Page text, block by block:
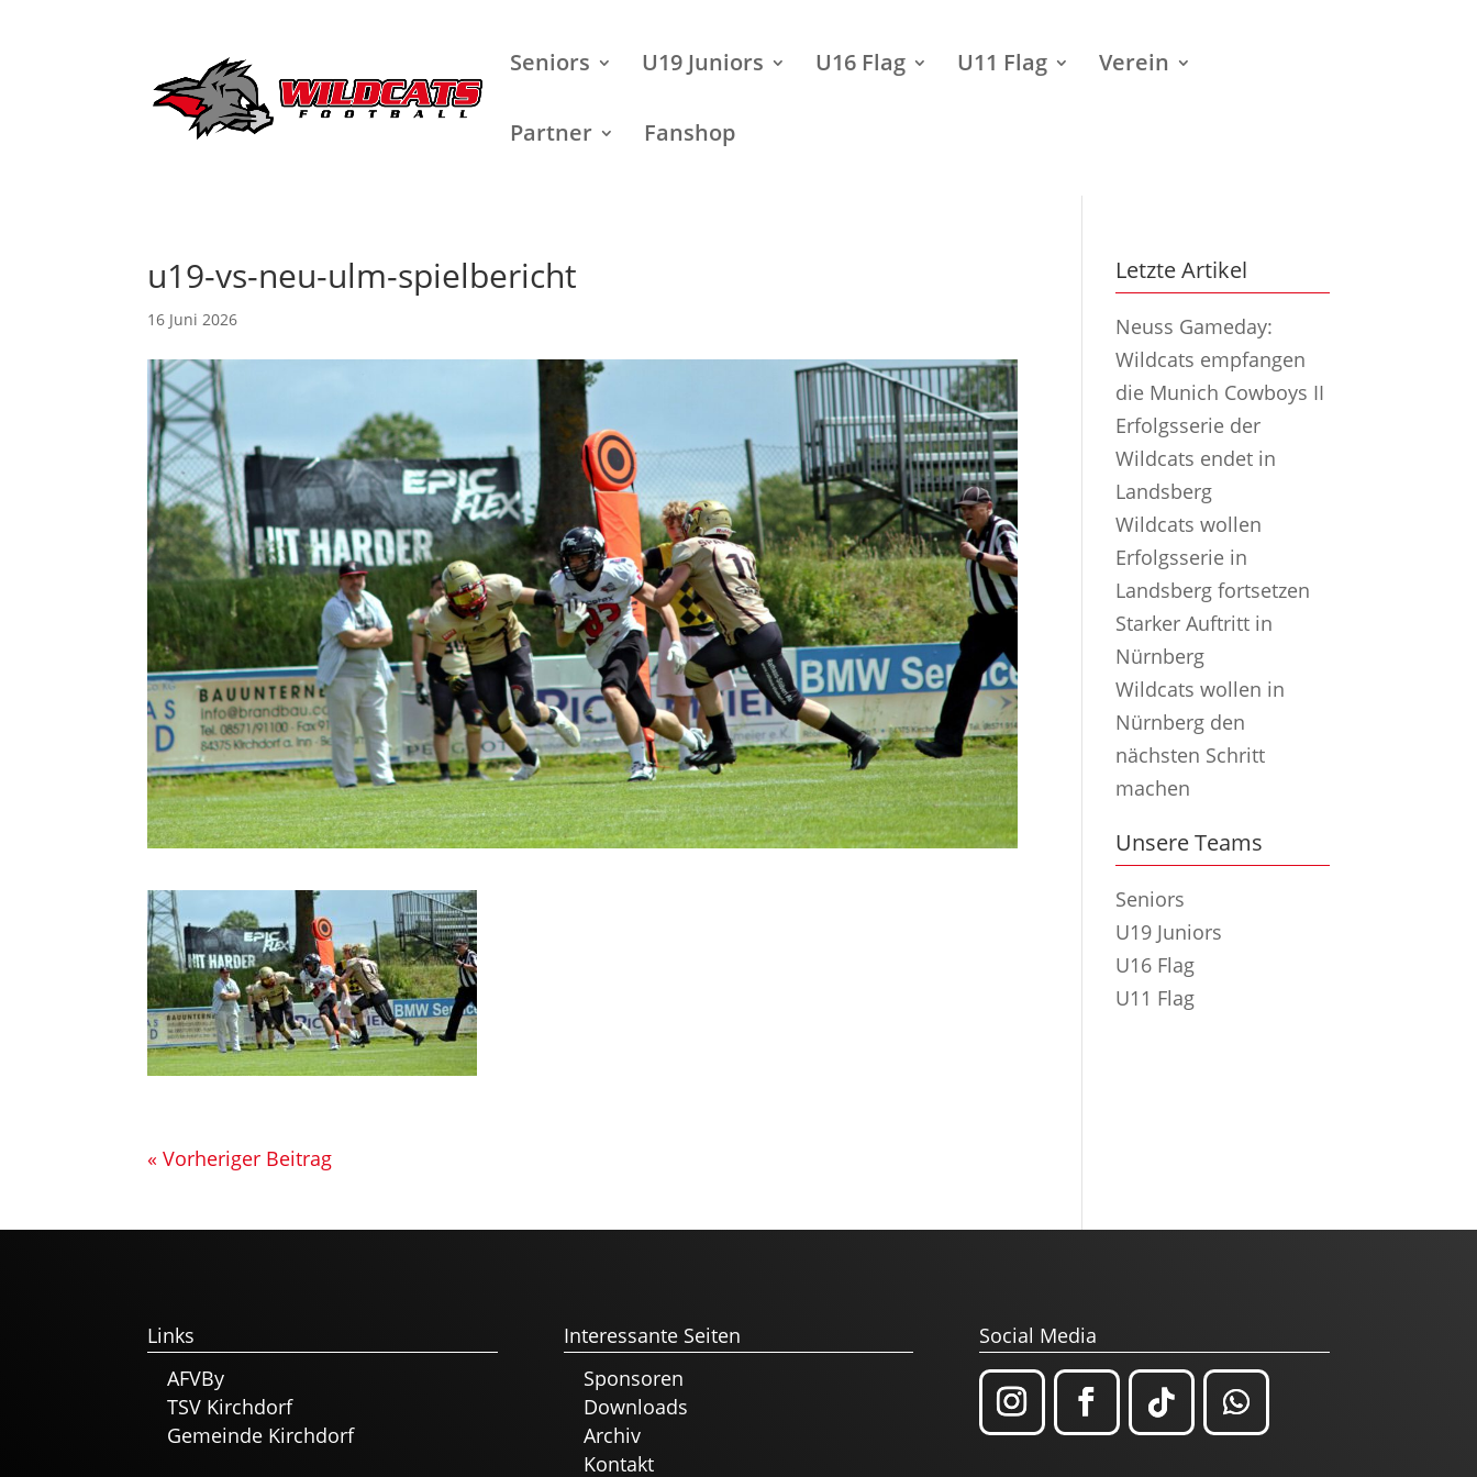
Seniors U19 Juniors U16 Flag U11 Flag Verein
Partner Fanshop
u19-vs-neu-ulm-spielbericht
16 Juni 2026
« Vorheriger Beitrag
Letzte Artikel
Neuss Gameday:
Wildcats empfangen
die Munich Cowboys II
Erfolgsserie der
Wildcats endet in
Landsberg
Wildcats wollen
Erfolgsserie in
Landsberg fortsetzen
Starker Auftritt in
Nürnberg
Wildcats wollen in
Nürnberg den
nächsten Schritt
machen
Unsere Teams
Seniors
U19 Juniors
U16 Flag
U11 Flag
Links
AFVBy
TSV Kirchdorf
Gemeinde Kirchdorf
Interessante Seiten
Sponsoren
Downloads
Archiv
Kontakt
Social Media